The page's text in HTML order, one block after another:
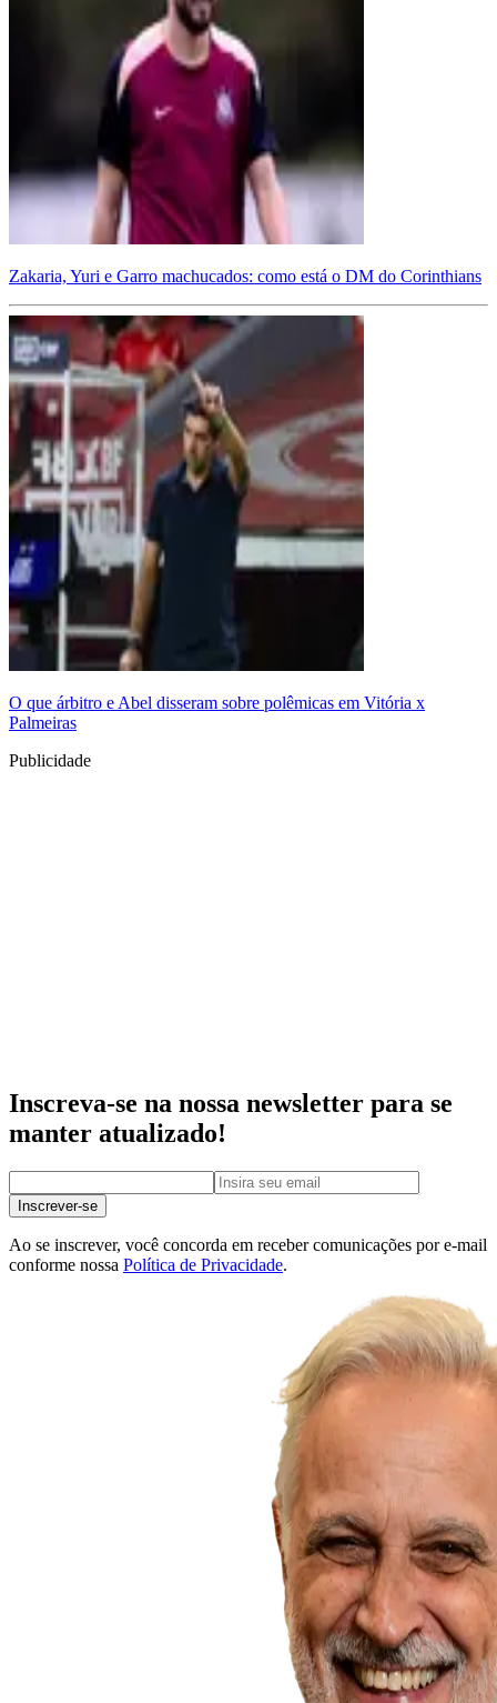
Zakaria, Yuri e Garro machucados: como está o DM do Corinthians
O que árbitro e Abel disseram sobre polêmicas em Vitória x
Palmeiras
Publicidade
Inscreva-se na nossa newsletter para se
manter atualizado!
Inscrever-se
Ao se inscrever, você concorda em receber comunicações por e-mail
conforme nossa Política de Privacidade.